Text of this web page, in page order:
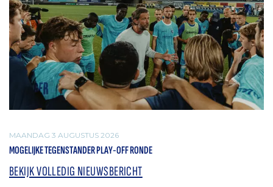
MAANDAG 3 AUGUSTUS 2026
MOGELIJKE TEGENSTANDER PLAY-OFF RONDE
BEKIJK VOLLEDIG NIEUWSBERICHT